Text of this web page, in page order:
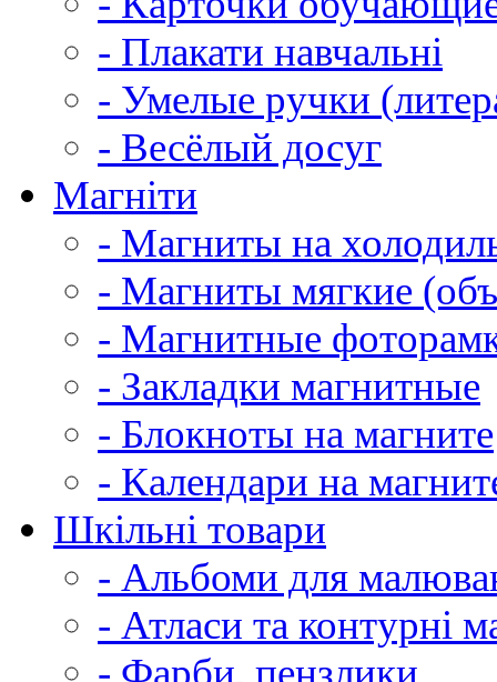
- Плакати навчальні
- Умелые ручки
- Весёлый досуг
Магніти
- Магниты на
- Магниты мягкие
- Магнитные
- Закладки магнитные
- Блокноты на магните
- Календари на
Шкільні товари
- Альбоми для
- Атласи та контурні
- Фарби, пензлики